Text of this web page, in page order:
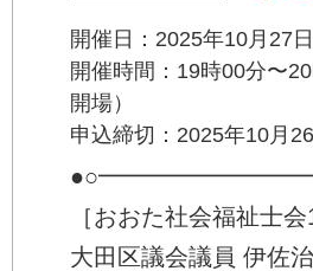
開催日：2025年10月27日
開催時間：19時00分〜
開場）
申込締切：2025年10月26
［おおた社会福祉士会
大田区議会議員 伊佐